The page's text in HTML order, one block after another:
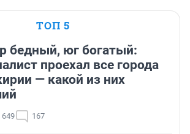
ТОП 5
бедный, юг богатый:
проехал все города
— какой из них
649 167